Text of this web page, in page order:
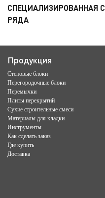
СПЕЦИАЛИЗИРОВАННАЯ
РЯДА
Продукция
Стеновые блоки
Перегородочные блоки
Перемычки
Плиты перекрытий
Сухие строительные смеси
Материалы для кладки
Инструменты
Как сделать заказ
Где купить
Доставка